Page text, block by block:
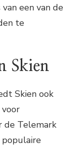
een van de
te
Skien
Skien ook
de Telemark